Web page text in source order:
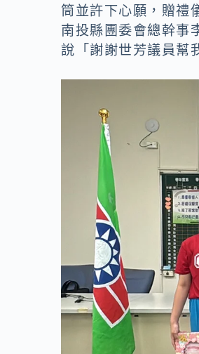
o
k
筒並許下心願，贈禮
南投縣團委會總幹事
說「謝謝世芳議員幫